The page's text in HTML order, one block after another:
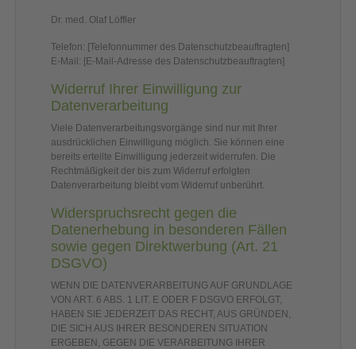
Dr. med. Olaf Löffler
Telefon: [Telefonnummer des Datenschutzbeauftragten]
E-Mail: [E-Mail-Adresse des Datenschutzbeauftragten]
Widerruf Ihrer Einwilligung zur
Datenverarbeitung
Viele Datenverarbeitungsvorgänge sind nur mit Ihrer
ausdrücklichen Einwilligung möglich. Sie können eine
bereits erteilte Einwilligung jederzeit widerrufen. Die
Rechtmäßigkeit der bis zum Widerruf erfolgten
Datenverarbeitung bleibt vom Widerruf unberührt.
Widerspruchsrecht gegen die
Datenerhebung in besonderen Fällen
sowie gegen Direktwerbung (Art. 21
DSGVO)
WENN DIE DATENVERARBEITUNG AUF GRUNDLAGE
VON ART. 6 ABS. 1 LIT. E ODER F DSGVO ERFOLGT,
HABEN SIE JEDERZEIT DAS RECHT, AUS GRÜNDEN,
DIE SICH AUS IHRER BESONDEREN SITUATION
ERGEBEN, GEGEN DIE VERARBEITUNG IHRER